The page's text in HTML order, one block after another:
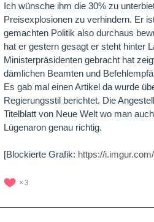
Ich wünsche ihm die 30% zu
Preisexplosionen zu verhindern. Er
gemachten Politik also durchaus
hat er gestern gesagt er steht hinter
Ministerpräsidenten gebracht hat
dämlichen Beamten und
Es gab mal einen Artikel da wurde
Regierungsstil berichtet. Die
Titelblatt von Neue Welt wo man
Lügenaron genau richtig.
[Blockierte Grafik: https://
3